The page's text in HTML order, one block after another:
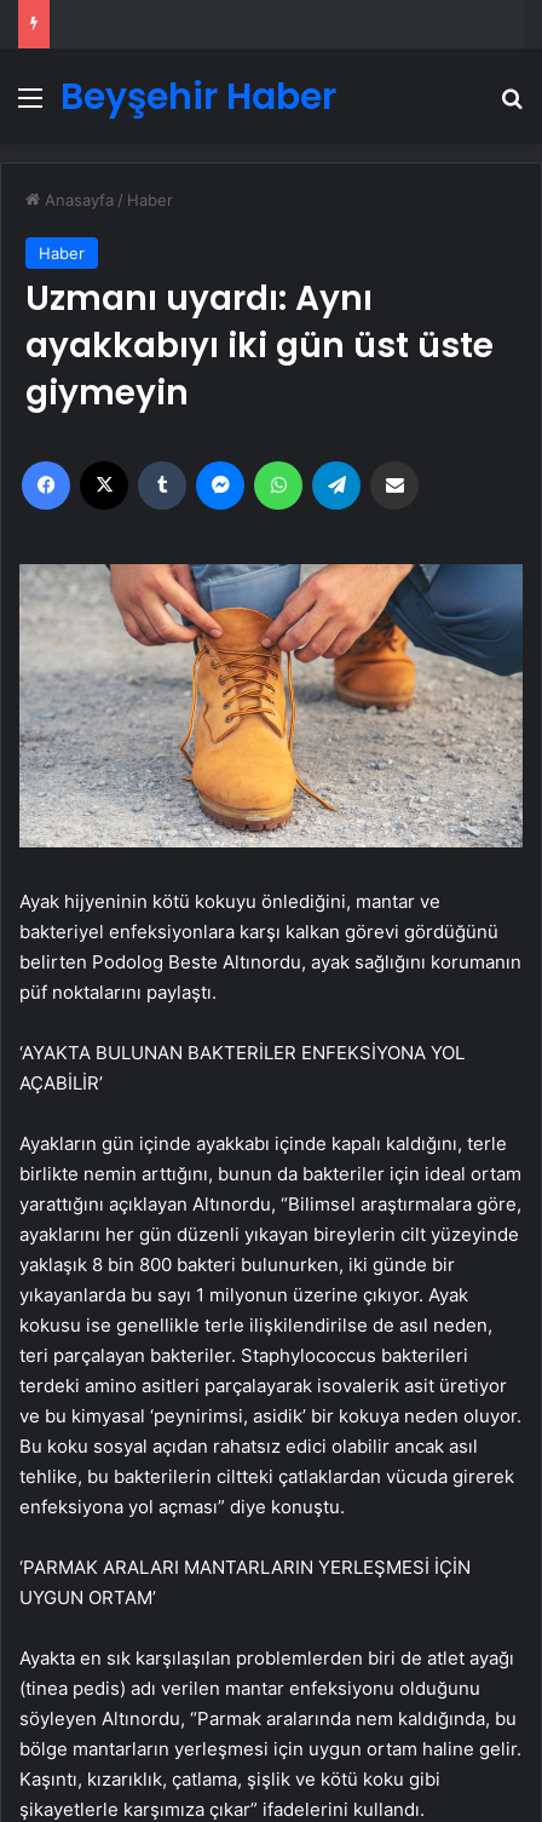
Menü
Beyşehir Haber
Anasayfa / Haber
Haber
Uzmanı uyardı: Aynı
ayakkabıyı iki gün üst üste
giymeyin
Facebook Tumblr MessengerWhatsApp
Ayak hijyeninin kötü kokuyu önlediğini, mantar ve
bakteriyel enfeksiyonlara karşı kalkan görevi gördüğünü
belirten Podolog Beste Altınordu, ayak sağlığını korumanın
püf noktalarını paylaştı.
‘AYAKTA BULUNAN BAKTERİLER ENFEKSİYONA YOL
AÇABİLİR’
Ayakların gün içinde ayakkabı içinde kapalı kaldığını, terle
birlikte nemin arttığını, bunun da bakteriler için ideal ortam
yarattığını açıklayan Altınordu, “Bilimsel araştırmalara göre,
ayaklarını her gün düzenli yıkayan bireylerin cilt yüzeyinde
yaklaşık 8 bin 800 bakteri bulunurken, iki günde bir
yıkayanlarda bu sayı 1 milyonun üzerine çıkıyor. Ayak
kokusu ise genellikle terle ilişkilendirilse de asıl neden,
teri parçalayan bakteriler. Staphylococcus bakterileri
terdeki amino asitleri parçalayarak isovalerik asit üretiyor
ve bu kimyasal ‘peynirimsi, asidik’ bir kokuya neden oluyor.
Bu koku sosyal açıdan rahatsız edici olabilir ancak asıl
tehlike, bu bakterilerin ciltteki çatlaklardan vücuda girerek
enfeksiyona yol açması” diye konuştu.
‘PARMAK ARALARI MANTARLARIN YERLEŞMESİ İÇİN
UYGUN ORTAM’
Ayakta en sık karşılaşılan problemlerden biri de atlet ayağı
(tinea pedis) adı verilen mantar enfeksiyonu olduğunu
söyleyen Altınordu, “Parmak aralarında nem kaldığında, bu
bölge mantarların yerleşmesi için uygun ortam haline gelir.
Kaşıntı, kızarıklık, çatlama, şişlik ve kötü koku gibi
şikayetlerle karşımıza çıkar” ifadelerini kullandı.